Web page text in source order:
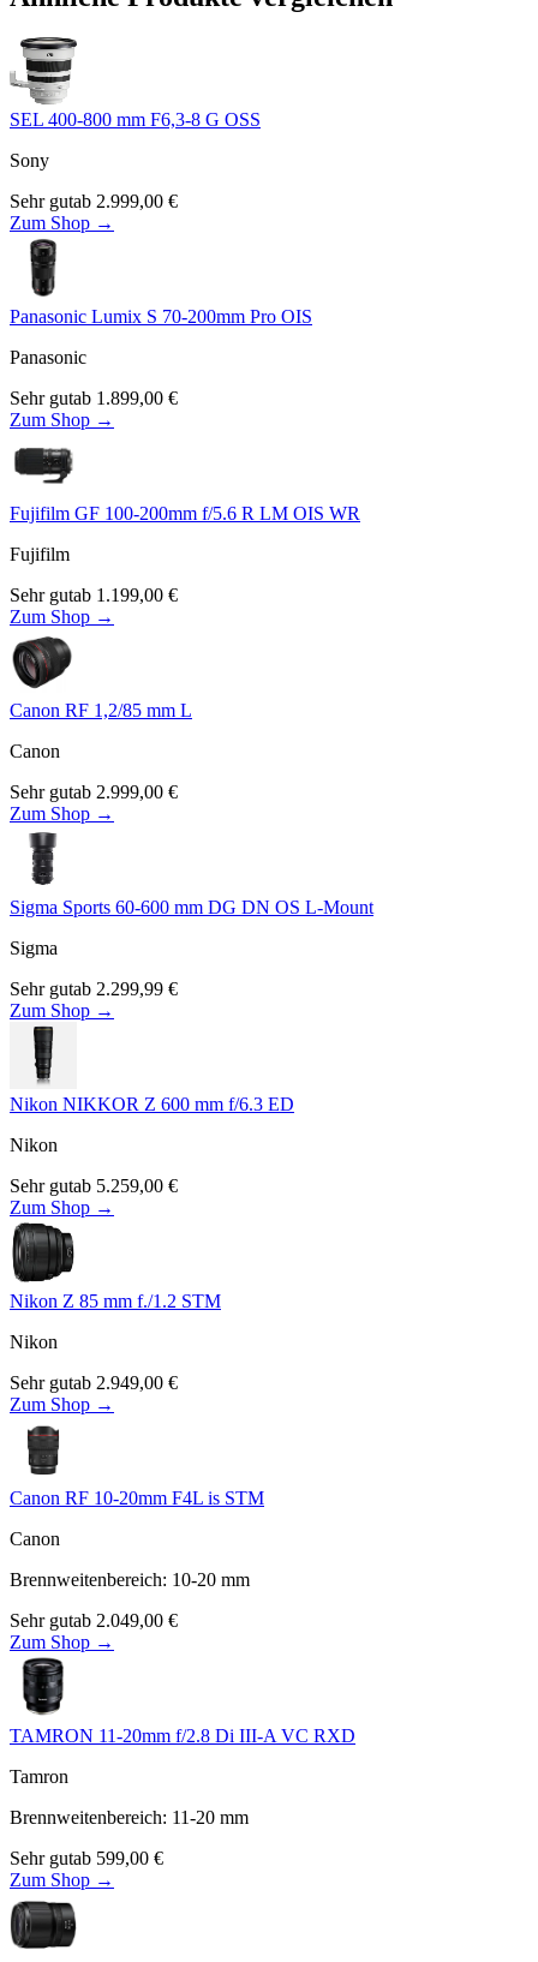
SEL 400-800 mm F6,3-8 G OSS
Sony
Sehr gutab 2.999,00 €
Zum Shop →
Panasonic Lumix S 70-200mm Pro OIS
Panasonic
Sehr gutab 1.899,00 €
Zum Shop →
Fujifilm GF 100-200mm f/5.6 R LM OIS WR
Fujifilm
Sehr gutab 1.199,00 €
Zum Shop →
Canon RF 1,2/85 mm L
Canon
Sehr gutab 2.999,00 €
Zum Shop →
Sigma Sports 60-600 mm DG DN OS L-Mount
Sigma
Sehr gutab 2.299,99 €
Zum Shop →
Nikon NIKKOR Z 600 mm f/6.3 ED
Nikon
Sehr gutab 5.259,00 €
Zum Shop →
Nikon Z 85 mm f./1.2 STM
Nikon
Sehr gutab 2.949,00 €
Zum Shop →
Canon RF 10-20mm F4L is STM
Canon
Brennweitenbereich: 10-20 mm
Sehr gutab 2.049,00 €
Zum Shop →
TAMRON 11-20mm f/2.8 Di III-A VC RXD
Tamron
Brennweitenbereich: 11-20 mm
Sehr gutab 599,00 €
Zum Shop →